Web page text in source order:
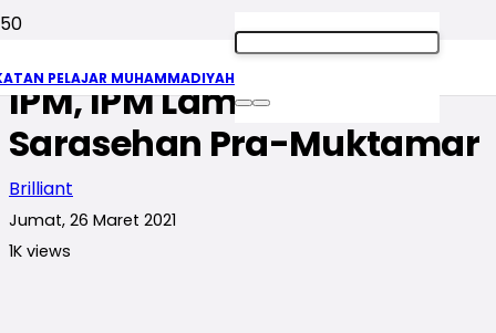
PELAJAR MUHAMMADIYAH
Sambut Muktamar XXII
IPM, IPM Lampung Gelar
Sarasehan Pra-Muktamar
Brilliant
Jumat, 26 Maret 2021
1K views